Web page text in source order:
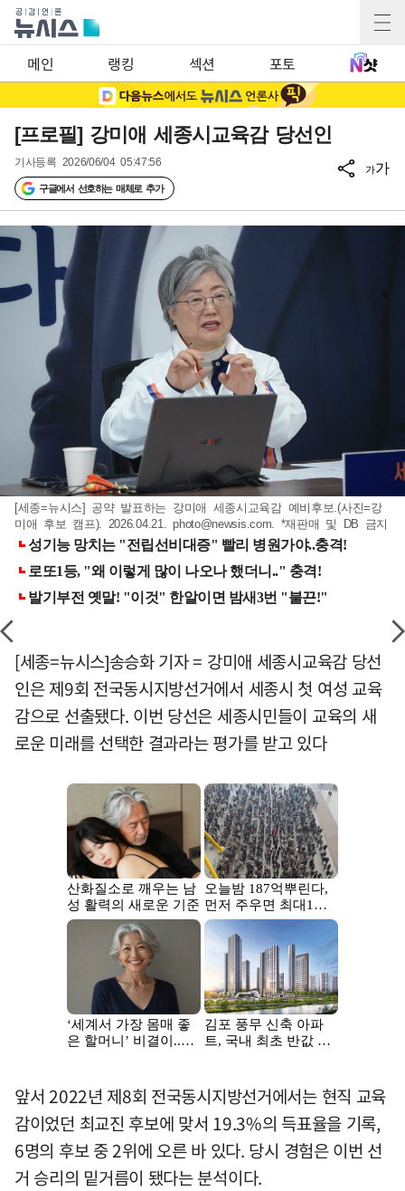
메인 랭킹 섹션 포토
[프로필] 강미애 세종시교육감 당선인
기사등록 2026/06/04 05:47:56
구글에서 선호하는 매체로 추가
가가
[세종=뉴시스] 공약 발표하는 강미애 세종시교육감 예비후보.(사진=강
미애 후보 캠프). 2026.04.21.photo@newsis.com . *재판매 및 DB 금지
[세종=뉴시스]송승화 기자 = 강미애 세종시교육감 당선
인은 제9회 전국동시지방선거에서 세종시 첫 여성 교육
감으로 선출됐다. 이번 당선은 세종시민들이 교육의 새
로운 미래를 선택한 결과라는 평가를 받고 있다
앞서 2022년 제8회 전국동시지방선거에서는 현직 교육
감이었던 최교진 후보에 맞서 19.3%의 득표율을 기록,
6명의 후보 중 2위에 오른 바 있다. 당시 경험은 이번 선
거 승리의 밑거름이 됐다는 분석이다.